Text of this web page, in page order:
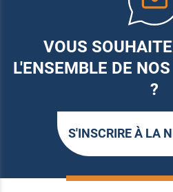
VOUS
L'ENSEMBLE DE
?
S'INSCRIRE À LA